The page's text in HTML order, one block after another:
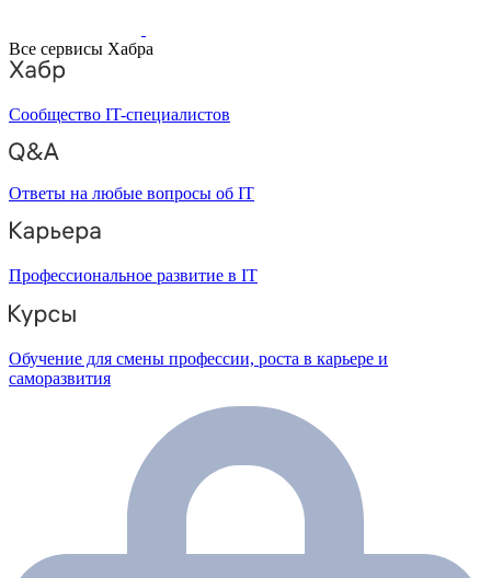
Все сервисы Хабра
Сообщество IT-специалистов
Ответы на любые вопросы об IT
Профессиональное развитие в IT
Обучение для смены профессии, роста в карьере и
саморазвития